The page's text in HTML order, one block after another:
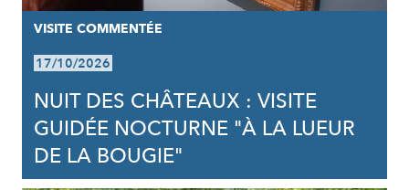
VISITE COMMENTÉE
17/10/2026
NUIT DES CHÂTEAUX : VISITE
GUIDÉE NOCTURNE "À LA LUEUR
DE LA BOUGIE"